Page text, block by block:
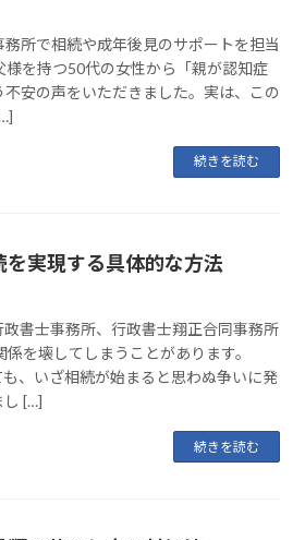
所で相続や成年後見のサポートを担当
様を持つ50代の女性から「親が認知症
安の声をいただきました。実は、この
続きを読む
実現する具体的な方法
書士事務所、行政書士翔正合同事務所
を壊してしまうことがあります。
も、いざ相続が始まると思わぬ争いに発
し […]
続きを読む